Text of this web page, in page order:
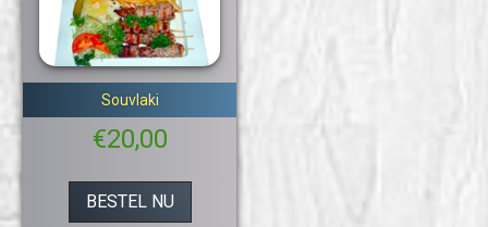
Souvlaki
€20,00
BESTEL NU